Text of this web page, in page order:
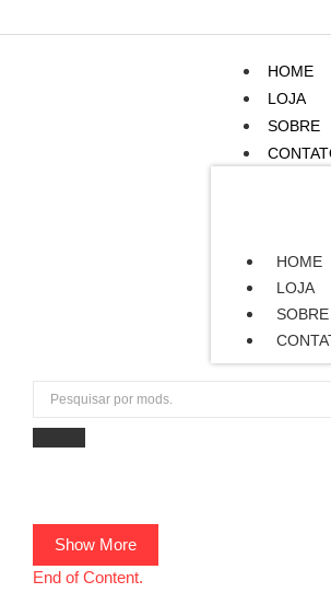
HOME
LOJA
SOBRE
HOME
LOJA
SOBRE
Show More
End of Content.